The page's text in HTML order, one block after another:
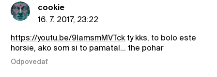
cookie
16. 7. 2017, 23:22
https://youtu.be/9IamsmMVTck ty kks, to bolo este
horsie, ako som si to pamatal... the pohar
Odpovedať